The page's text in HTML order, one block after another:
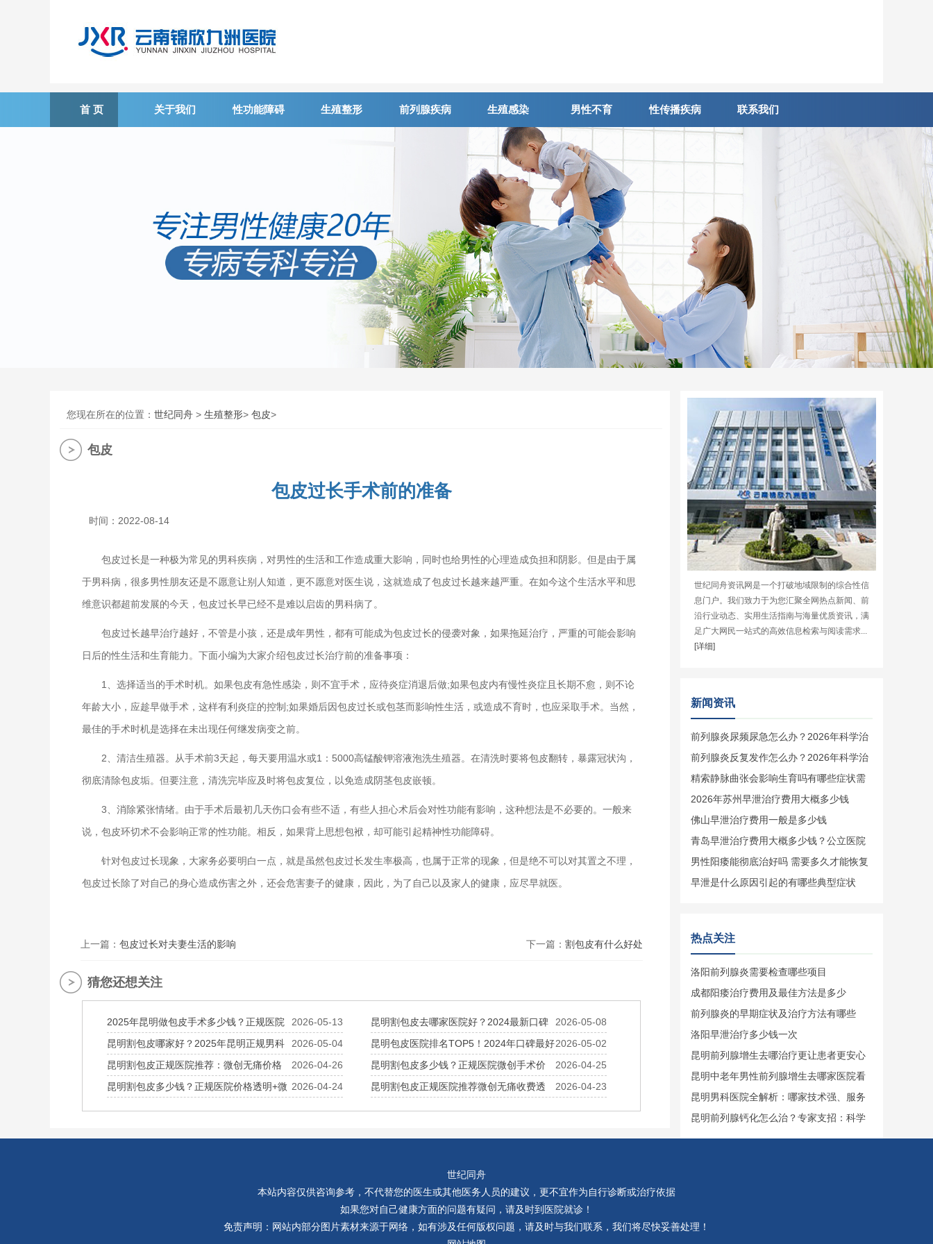
首 页 关于我们 性功能障碍 生殖整形 前列腺疾病 生殖感染 男性不育 性传播疾病 联系我们
您现在所在的位置： 世纪同舟 > 生殖整形> 包皮>
包皮
包皮过长手术前的准备
时间：2022-08-14
包皮过长是一种极为常见的男科疾病，对男性的生活和工作造成重大影响，同时也给男性的心理造成负担和阴影。但是由于属
于男科病，很多男性朋友还是不愿意让别人知道，更不愿意对医生说，这就造成了包皮过长越来越严重。在如今这个生活水平和思
维意识都超前发展的今天，包皮过长早已经不是难以启齿的男科病了。
包皮过长越早治疗越好，不管是小孩，还是成年男性，都有可能成为包皮过长的侵袭对象，如果拖延治疗，严重的可能会影响
日后的性生活和生育能力。下面小编为大家介绍包皮过长治疗前的准备事项：
1、选择适当的手术时机。如果包皮有急性感染，则不宜手术，应待炎症消退后做;如果包皮内有慢性炎症且长期不愈，则不论
年龄大小，应趁早做手术，这样有利炎症的控制;如果婚后因包皮过长或包茎而影响性生活，或造成不育时，也应采取手术。当然，
最佳的手术时机是选择在未出现任何继发病变之前。
2、清洁生殖器。从手术前3天起，每天要用温水或1：5000高锰酸钾溶液泡洗生殖器。在清洗时要将包皮翻转，暴露冠状沟，
彻底清除包皮垢。但要注意，清洗完毕应及时将包皮复位，以免造成阴茎包皮嵌顿。
3、消除紧张情绪。由于手术后最初几天伤口会有些不适，有些人担心术后会对性功能有影响，这种想法是不必要的。一般来
说，包皮环切术不会影响正常的性功能。相反，如果背上思想包袱，却可能引起精神性功能障碍。
针对包皮过长现象，大家务必要明白一点，就是虽然包皮过长发生率极高，也属于正常的现象，但是绝不可以对其置之不理，
包皮过长除了对自己的身心造成伤害之外，还会危害妻子的健康，因此，为了自己以及家人的健康，应尽早就医。
上一篇： 包皮过长对夫妻生活的影响 下一篇： 割包皮有什么好处
猜您还想关注
2025年昆明做包皮手术多少钱？正规医院 2026-05-13 昆明割包皮去哪家医院好？2024最新口碑
2026-05-08
昆明割包皮哪家好？2025年昆明正规男科
2026-05-04 昆明包皮医院排名TOP5！2024年口碑最好2026-05-02
昆明割包皮正规医院推荐：微创无痛价格
2026-04-26 昆明割包皮多少钱？正规医院微创手术价
2026-04-25
昆明割包皮多少钱？正规医院价格透明+微 2026-04-24 昆明割包皮正规医院推荐微创无痛收费透 2026-04-23
世纪同舟资讯网是一个打破地域限制的综合性信
息门户。我们致力于为您汇聚全网热点新闻、前
沿行业动态、实用生活指南与海量优质资讯，满
足广大网民一站式的高效信息检索与阅读需求...
[详细]
新闻资讯
前列腺炎尿频尿急怎么办？2026年科学治
疗与日常预防全攻略
前列腺炎反复发作怎么办？2026年科学治
疗与日常预防全攻略
精索静脉曲张会影响生育吗有哪些症状需
要手术吗
2026年苏州早泄治疗费用大概多少钱
佛山早泄治疗费用一般是多少钱
青岛早泄治疗费用大概多少钱？公立医院
收费标准
男性阳痿能彻底治好吗 需要多久才能恢复
正常
早泄是什么原因引起的有哪些典型症状
热点关注
洛阳前列腺炎需要检查哪些项目
成都阳痿治疗费用及最佳方法是多少
前列腺炎的早期症状及治疗方法有哪些
洛阳早泄治疗多少钱一次
昆明前列腺增生去哪治疗更让患者更安心
信赖选择
昆明中老年男性前列腺增生去哪家医院看
比较好口碑之选
昆明男科医院全解析：哪家技术强、服务
好？看完不再纠结
昆明前列腺钙化怎么治？专家支招：科学
分型疗效更佳
世纪同舟
本站内容仅供咨询参考，不代替您的医生或其他医务人员的建议，更不宜作为自行诊断或治疗依据
如果您对自己健康方面的问题有疑问，请及时到医院就诊！
免责声明：网站内部分图片素材来源于网络，如有涉及任何版权问题，请及时与我们联系，我们将尽快妥善处理！